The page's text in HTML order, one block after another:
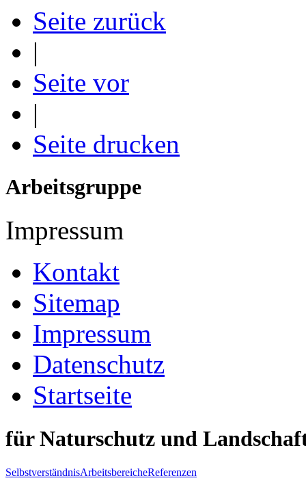
Seite zurück
|
Seite vor
|
Seite drucken
Arbeitsgruppe
Impressum
Kontakt
Sitemap
Impressum
Datenschutz
Startseite
für Naturschutz und
SelbstverständnisArbeitsbereicheReferenzen